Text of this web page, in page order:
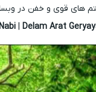
های قوی و خفن در
|Delam Arat